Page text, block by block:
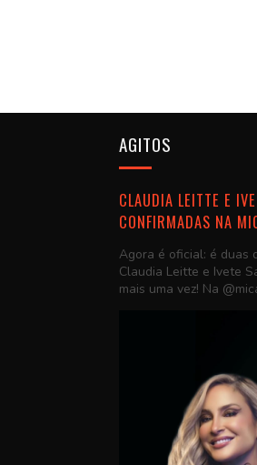
AGITOS
CLAUDIA LEITTE E
CONFIRMADAS NA
Agora é oficial: é duas
Claudia Leitte e Ivete
mais uma vez! Na